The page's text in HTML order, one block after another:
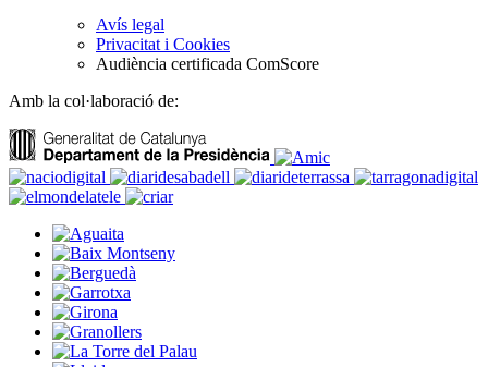
Avís legal
Privacitat i Cookies
Audiència certificada ComScore
Amb la col·laboració de: